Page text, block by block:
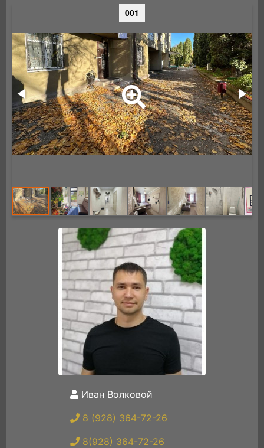
001
Иван Волковой
8 (928) 364-72-26
8(928) 364-72-26